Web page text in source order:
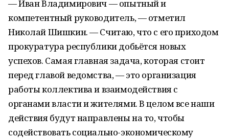
— Иван Владимирович — опытный и
компетентный руководитель, — отметил
Николай Шишкин. — Считаю, что с его приходом
прокуратура республики добьётся новых
успехов. Самая главная задача, которая стоит
перед главой ведомства, — это организация
работы коллектива и взаимодействия с
органами власти и жителями. В целом все наши
действия будут направлены на то, чтобы
содействовать социально-экономическому